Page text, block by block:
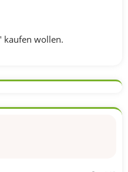
kaufen wollen.